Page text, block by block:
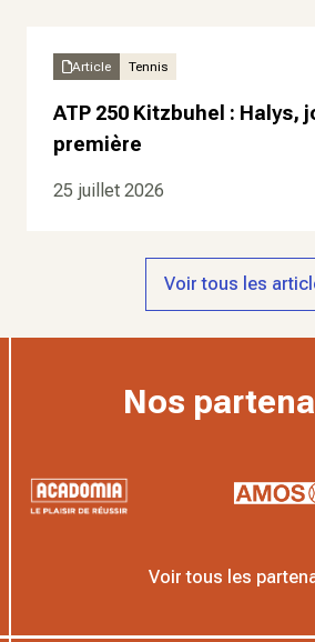
Article Tennis
ATP 250 Kitzbuhel : Halys,
première
25 juillet 2026
Voir tous les
Nos
Voir tous les